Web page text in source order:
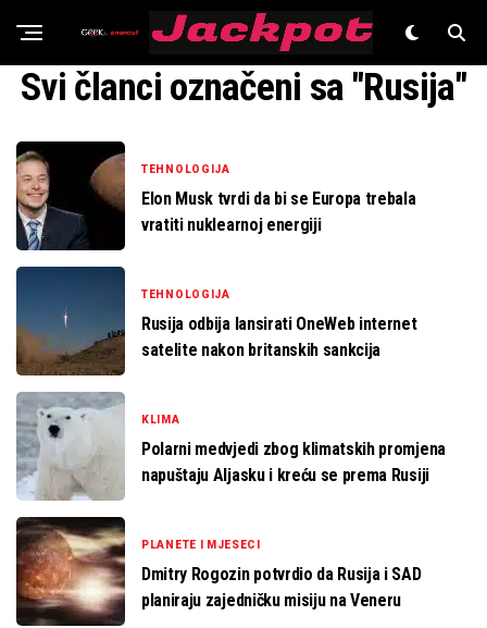
Znanost
Svi članci označeni sa "Rusija"
TEHNOLOGIJA
Elon Musk tvrdi da bi se Europa trebala
vratiti nuklearnoj energiji
TEHNOLOGIJA
Rusija odbija lansirati OneWeb internet
satelite nakon britanskih sankcija
KLIMA
Polarni medvjedi zbog klimatskih promjena
napuštaju Aljasku i kreću se prema Rusiji
PLANETE I MJESECI
Dmitry Rogozin potvrdio da Rusija i SAD
planiraju zajedničku misiju na Veneru